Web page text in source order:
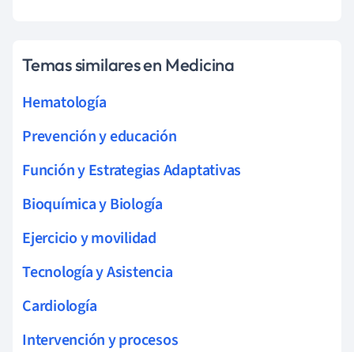
Temas similares en Medicina
Hematología
Prevención y educación
Función y Estrategias Adaptativas
Bioquímica y Biología
Ejercicio y movilidad
Tecnología y Asistencia
Cardiología
Intervención y procesos